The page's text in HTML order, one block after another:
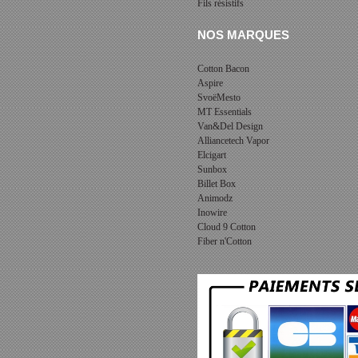
Fils résistifs
NOS MARQUES
Cotton Bacon
Aspire
SvoëMesto
MT Essentials
Van&Del Design
Alliancetech Vapor
Elcigart
Sunbox
Billet Box
Animodz
Inowire
Cloud 9 Cotton
Fiber n'Cotton